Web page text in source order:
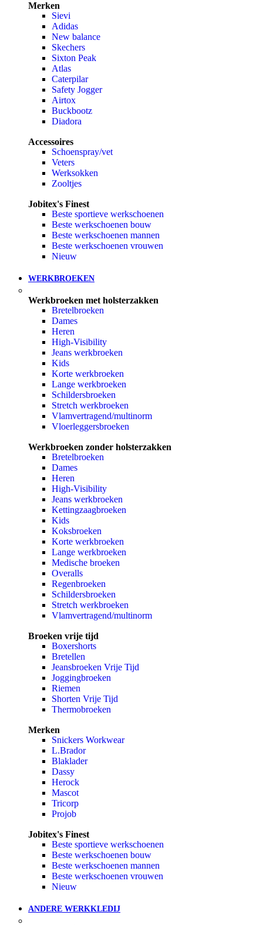
Merken
Sievi
Adidas
New balance
Skechers
Sixton Peak
Atlas
Caterpilar
Safety Jogger
Airtox
Buckbootz
Diadora
Accessoires
Schoenspray/vet
Veters
Werksokken
Zooltjes
Jobitex's Finest
Beste sportieve werkschoenen
Beste werkschoenen bouw
Beste werkschoenen mannen
Beste werkschoenen vrouwen
Nieuw
WERKBROEKEN
Werkbroeken met holsterzakken
Bretelbroeken
Dames
Heren
High-Visibility
Jeans werkbroeken
Kids
Korte werkbroeken
Lange werkbroeken
Schildersbroeken
Stretch werkbroeken
Vlamvertragend/multinorm
Vloerleggersbroeken
Werkbroeken zonder holsterzakken
Bretelbroeken
Dames
Heren
High-Visibility
Jeans werkbroeken
Kettingzaagbroeken
Kids
Koksbroeken
Korte werkbroeken
Lange werkbroeken
Medische broeken
Overalls
Regenbroeken
Schildersbroeken
Stretch werkbroeken
Vlamvertragend/multinorm
Broeken vrije tijd
Boxershorts
Bretellen
Jeansbroeken Vrije Tijd
Joggingbroeken
Riemen
Shorten Vrije Tijd
Thermobroeken
Merken
Snickers Workwear
L.Brador
Blaklader
Dassy
Herock
Mascot
Tricorp
Projob
Jobitex's Finest
Beste sportieve werkschoenen
Beste werkschoenen bouw
Beste werkschoenen mannen
Beste werkschoenen vrouwen
Nieuw
ANDERE WERKKLEDIJ